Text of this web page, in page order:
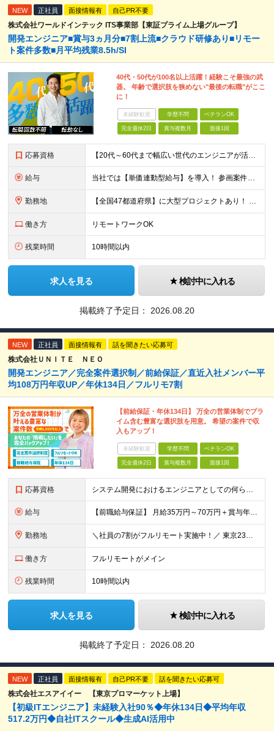
NEW 正社員 面接情報有 自己PR不要
株式会社ワールドインテック ITS事業部【東証プライム上場グループ】
開発エンジニア■賞与3ヵ月分■7割上流■クラウド研修あり■リモー
ト案件多数■月平均残業8.5h/SI
40代・50代が100名以上活躍！経験こそ最強の武
器。 年齢で選択肢を狭めない"最後の転職"がここ
に！
未経験歓迎 学歴不問 ベテランOK
完全週休2日 賞与複数月 面接1回
応募資格 【20代～60代まで幅広い世代のエンジニアが活躍してます】 ■学歴不問 ■転職回数不問 ■開発経験（年数不問）をお持ちの方
給与 当社では【単価連動型給与】を導入！ 参画案件の契約単価に連動して給与が決定。 還元率は単価の【70％～80％】と東証プライム上場グループとして高水準です！（社会保険料・教育コスト含む） ■関東：月給
勤務地 【全国47都道府県】に大型プロジェクトあり！ 主要勤務地： 北海道/宮城県/栃木県/埼玉県/千葉県/東京都/神奈川県/愛知県/大阪府/京都府/兵庫県/広島県/福岡県/熊本県 ※勤務エリアは、あなたの
働き方 リモートワークOK
残業時間 10時間以内
求人を見る 検討中に入れる
掲載終了予定日： 2026.08.20
NEW 正社員 面接情報有 話を聞きたい応募可
株式会社ＵＮＩＴＥ ＮＥＯ
開発エンジニア／完全案件選択制／前給保証／直近入社メンバー平
均108万円年収UP／年休134日／フルリモ7割
【前給保証・年休134日】 万全の営業体制でプラ
イム含む豊富な選択肢を用意。 希望の案件で収
入もアップ！
未経験歓迎 学歴不問 ベテランOK
完全週休2日 賞与複数月 面接1回
応募資格 システム開発におけるエンジニアとしての何らかの実務経験（年数不問） ※要件定義、基本設計、詳細設計、製造、検証、運用保守 少しでも実務経験があれば、まずは気軽にエントリーしてみてください！ ／／／／
給与 【前職給与保証】 月給35万円～70万円＋賞与年2回＋各種手当 ※前職の給与・スキル・経験を考慮の上、決定いたします。 ※月給には固定残業代（月30時間分／5万円～10万円）を含みます。超過分は別途
勤務地 ＼社員の7割がフルリモート実施中！／ 東京23区内など1都3県を中心としたプロジェクト先での勤務となります。 ※勤務地は希望を考慮します ≪本社≫ 東京都渋谷区恵比寿南1丁目3番7号 隅越ビル5階
働き方 フルリモートがメイン
残業時間 10時間以内
求人を見る 検討中に入れる
掲載終了予定日： 2026.08.20
NEW 正社員 面接情報有 自己PR不要 話を聞きたい応募可
株式会社エスアイイー 【東京プロマーケット上場】
【初級ITエンジニア】未経験入社90％◆年休134日◆平均年収
517.2万円◆自社ITスクール◆生成AI活用中